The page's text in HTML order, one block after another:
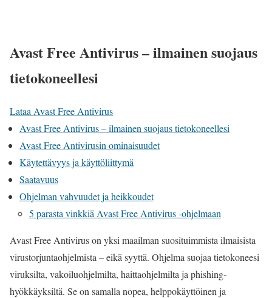
Avast Free Antivirus – ilmainen suojaus
tietokoneellesi
Lataa Avast Free Antivirus
Avast Free Antivirus – ilmainen suojaus tietokoneellesi
Avast Free Antivirusin ominaisuudet
Käytettävyys ja käyttöliittymä
Saatavuus
Ohjelman vahvuudet ja heikkoudet
5 parasta vinkkiä Avast Free Antivirus -ohjelmaan
Avast Free Antivirus on yksi maailman suosituimmista ilmaisista
virustorjuntaohjelmista – eikä syyttä. Ohjelma suojaa tietokoneesi
viruksilta, vakoiluohjelmilta, haittaohjelmilta ja phishing-
hyökkäyksiltä. Se on samalla nopea, helppokäyttöinen ja